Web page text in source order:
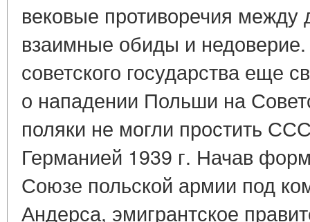
вековые противоречия между
взаимные обиды и
советского государства еще
о нападении Польши на
поляки не могли простить
Германией 1939 г. Начав
Союзе польской армии под
Андерса, эмигрантское